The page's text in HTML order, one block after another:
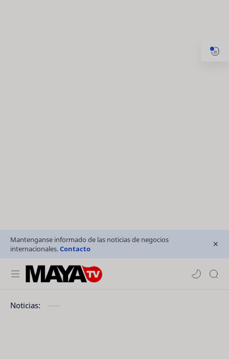
Mantenganse informado de las noticias de negocios
internacionales.Contacto
Noticias: